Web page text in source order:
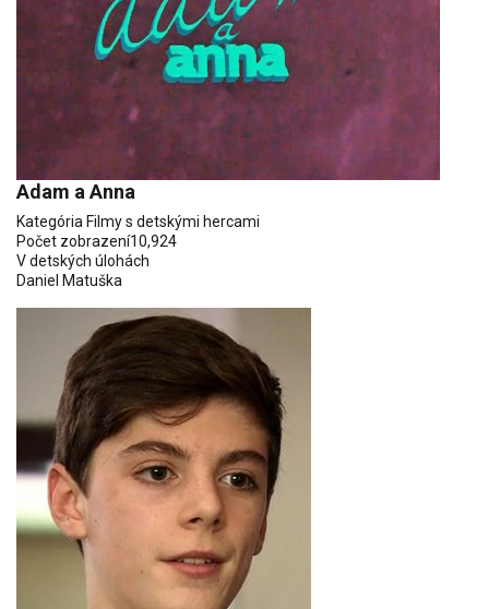
Adam a Anna
Kategória Filmy s detskými hercami
Počet zobrazení10,924
V detských úlohách
Daniel Matuška